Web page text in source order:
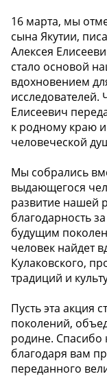
16 марта, мы
сына Якутии,
Алексея
стало основой
вдохновением
исследователей.
Елисеевич
к родному краю
человеческой
Мы собрались
выдающегося
развитие нашей
благодарность
будущим
человек найдет
Кулаковского,
традиций и
Пусть эта акция
поколений,
родине. Спасибо
благодаря вам
переданного